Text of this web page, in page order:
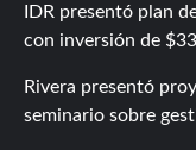
IDR presentó plan
con inversión de
Rivera presentó
seminario sobre